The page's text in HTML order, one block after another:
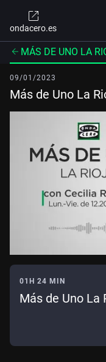
ondacero.es
MÁS DE UNO LA
09/01/2023
Más de Uno La
01H 24 MIN
Más de Uno La